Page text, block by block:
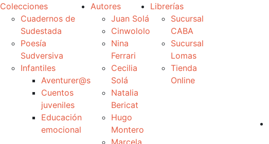
Colecciones
Cuadernos de
Sudestada
Poesía
Sudversiva
Infantiles
Aventurer@s
Cuentos
juveniles
Educación
emocional
Autores
Juan Solá
Cinwololo
Nina
Ferrari
Cecilia
Solá
Natalia
Bericat
Hugo
Montero
Marcela
Librerías
Sucursal
CABA
Sucursal
Lomas
Tienda
Online